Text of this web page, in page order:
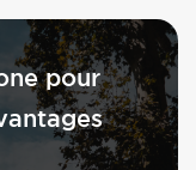
pour